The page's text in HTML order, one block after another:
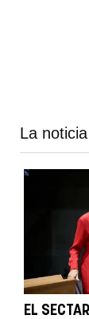
La
EL